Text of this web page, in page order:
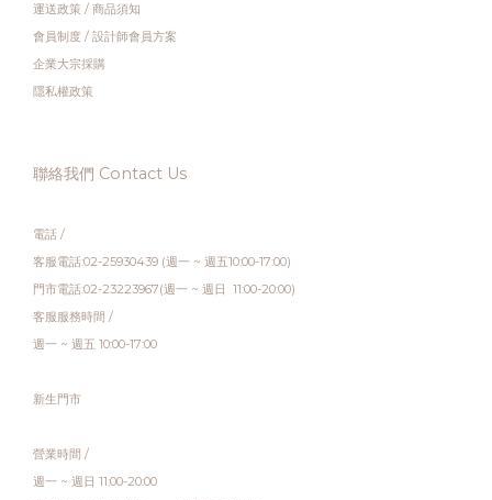
運送政策 / 商品須知
會員制度 / 設計師會員方案
企業大宗採購
隱私權政策
聯絡我們 Contact Us
電話 /
客服電話:02-25930439 (週一 ~ 週五10:00-17:00)
門市電話:02-23223967(週一 ~ 週日 11:00-20:00)
客服服務時間 /
週一 ~ 週五 10:00-17:00
新生門市
營業時間 /
週一 ~ 週日 11:00-20:00